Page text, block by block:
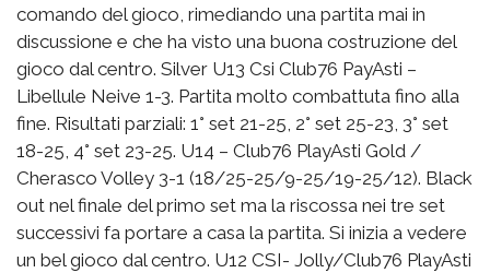
comando del gioco, rimediando una partita mai in
discussione e che ha visto una buona costruzione del
gioco dal centro. Silver U13 Csi Club76 PayAsti –
Libellule Neive 1-3. Partita molto combattuta fino alla
fine. Risultati parziali: 1° set 21-25, 2° set 25-23, 3° set
18-25, 4° set 23-25. U14 – Club76 PlayAsti Gold /
Cherasco Volley 3-1 (18/25-25/9-25/19-25/12). Black
out nel finale del primo set ma la riscossa nei tre set
successivi fa portare a casa la partita. Si inizia a vedere
un bel gioco dal centro. U12 CSI- Jolly/Club76 PlayAsti